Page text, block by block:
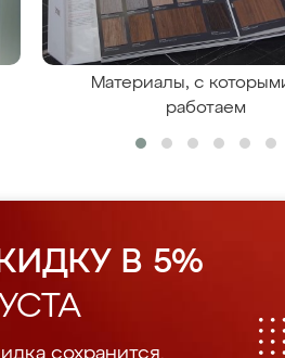
Материалы, с
работаем
В 5%
сохранится.